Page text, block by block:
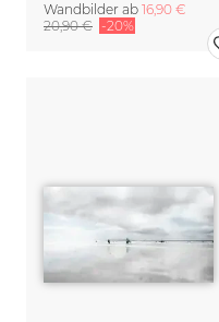
Wandbilder ab 16,90 €
20,90 € -20%